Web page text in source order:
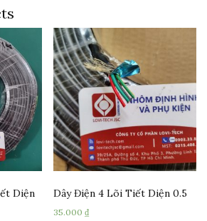
Diện
Dây Điện 4 Lõi Tiết Diện 0.5
35.000₫